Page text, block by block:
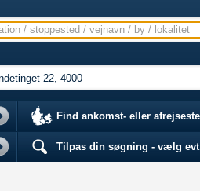
/ stoppested / vejnavn / by / lokalitet
Find ankomst- eller
Tilpas din søgning - vælg